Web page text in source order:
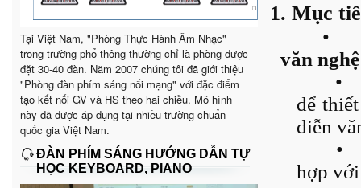
Tại Việt Nam, "Phòng Thực Hành Âm Nhạc"
trong trường phổ thông thường chỉ là phòng được
đặt 30-40 đàn. Năm 2007 chúng tôi đã giới thiệu
"Phòng đàn phím sáng nối mạng" với đặc điểm
tạo kết nối GV và HS theo hai chiều. Mô hình
này đã được áp dụng tại nhiều trường chuẩn
quốc gia Việt Nam.
ĐÀN PHÍM SÁNG HƯỚNG DẪN TỰ
HỌC KEYBOARD, PIANO
1. Mục
•
văn
•
để
diễn
•
hợp